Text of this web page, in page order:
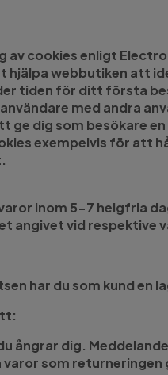
av cookies enligt
webbutiken att
tiden för ditt första
med andra
ge dig som besökare
exempelvis för att
inom 5-7 helgfria
angivet vid respektive
har du som kund
ångrar dig.
som